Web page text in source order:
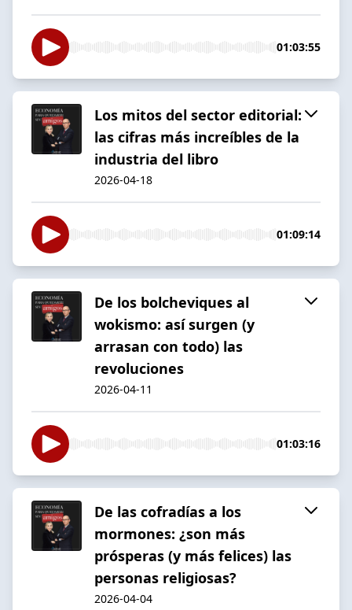
01:03:55
Los mitos del sector editorial:
las cifras más increíbles de la
industria del libro
2026-04-18
01:09:14
De los bolcheviques al
wokismo: así surgen (y
arrasan con todo) las
revoluciones
2026-04-11
01:03:16
De las cofradías a los
mormones: ¿son más
prósperas (y más felices) las
personas religiosas?
2026-04-04